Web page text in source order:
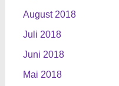
August 2018
Juli 2018
Juni 2018
Mai 2018